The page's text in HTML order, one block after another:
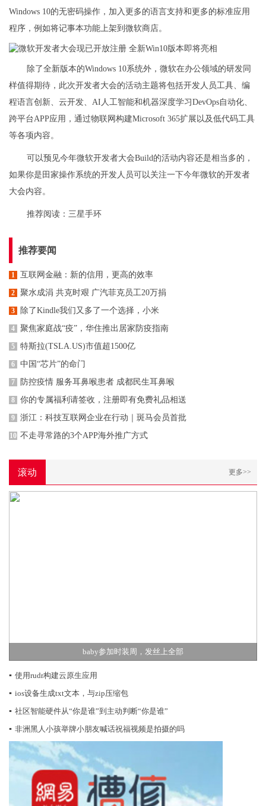
Windows 10的无密码操作，加入更多的语言支持和更多的标准应用
程序，例如将记事本功能上架到微软商店。
除了全新版本的Windows 10系统外，微软在办公领域的研发同
样值得期待，此次开发者大会的活动主题将包括开发人员工具、编
程语言创新、云开发、AI人工智能和机器深度学习DevOps自动化、
跨平台APP应用，通过物联网构建Microsoft 365扩展以及低代码工具
等各项内容。
可以预见今年微软开发者大会Build的活动内容还是相当多的，
如果你是田家操作系统的开发人员可以关注一下今年微软的开发者
大会内容。
推荐阅读： 三星手环
推荐要闻
1 ​互联网金融：新的信用，更高的效率
2 聚水成涓 共克时艰 广汽菲克员工20万捐
3 除了Kindle我们又多了一个选择，小米
4 聚焦家庭战“疫”，华住推出居家防疫指南
5 特斯拉(TSLA.US)市值超1500亿
6 中国“芯片”的命门
7 防控疫情 服务耳鼻喉患者 成都民生耳鼻喉
8 你的专属福利请签收，注册即有免费礼品相送
9 浙江：科技互联网企业在行动｜斑马会员首批
10 不走寻常路的3个APP海外推广方式
滚动 更多>>
baby参加时装周，发丝上全部
▪ 使用rudr构建云原生应用
▪ ios设备生成txt文本，与zip压缩包
▪ 社区智能硬件从“你是谁”到主动判断“你是谁”
▪ 非洲黑人小孩举牌小朋友喊话祝福视频是拍摄的吗